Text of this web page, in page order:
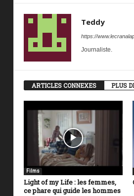
Teddy
https://
Journaliste.
ARTICLES CONNEXES PLUS
Films
Light of my Life : les femmes,
ce phare qui guide les hommes